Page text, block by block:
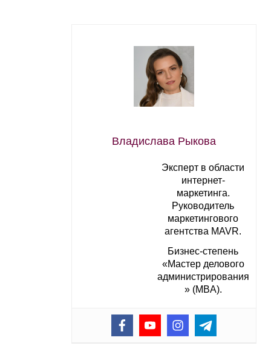
Владислава Рыкова
Эксперт в области
интернет-
маркетинга.
Руководитель
маркетингового
агентства MAVR.
Бизнес-степень
«Мастер делового
администрирования
» (MBA).